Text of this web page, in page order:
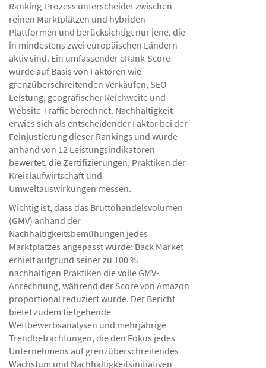
Ranking-Prozess unterscheidet zwischen
reinen Marktplätzen und hybriden
Plattformen und berücksichtigt nur jene, die
in mindestens zwei europäischen Ländern
aktiv sind. Ein umfassender eRank-Score
wurde auf Basis von Faktoren wie
grenzüberschreitenden Verkäufen, SEO-
Leistung, geografischer Reichweite und
Website-Traffic berechnet. Nachhaltigkeit
erwies sich als entscheidender Faktor bei der
Feinjustierung dieser Rankings und wurde
anhand von 12 Leistungsindikatoren
bewertet, die Zertifizierungen, Praktiken der
Kreislaufwirtschaft und
Umweltauswirkungen messen.
Wichtig ist, dass das Bruttohandelsvolumen
(GMV) anhand der
Nachhaltigkeitsbemühungen jedes
Marktplatzes angepasst wurde: Back Market
erhielt aufgrund seiner zu 100 %
nachhaltigen Praktiken die volle GMV-
Anrechnung, während der Score von Amazon
proportional reduziert wurde. Der Bericht
bietet zudem tiefgehende
Wettbewerbsanalysen und mehrjährige
Trendbetrachtungen, die den Fokus jedes
Unternehmens auf grenzüberschreitendes
Wachstum und Nachhaltigkeitsinitiativen